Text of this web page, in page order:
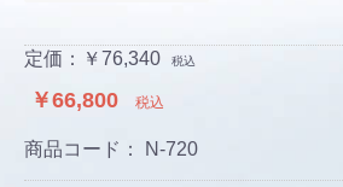
定価：￥76,340 税込
￥66,800 税込
商品コード： N-720